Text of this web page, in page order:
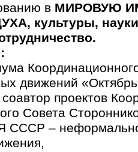
в МИРОВУЮ
культуры,
движений
проектов
Совета
–